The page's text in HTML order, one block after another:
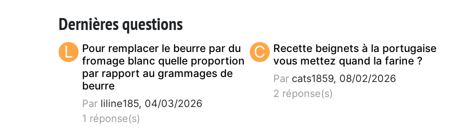
Dernières questions
L
Pour remplacer le beurre par du
fromage blanc quelle proportion
par rapport au grammages de
beurre
Par liline185, 04/03/2026
1 réponse(s)
C
Recette beignets à la portugaise
vous mettez quand la farine ?
Parcats1859, 08/02/2026
2 réponse(s)